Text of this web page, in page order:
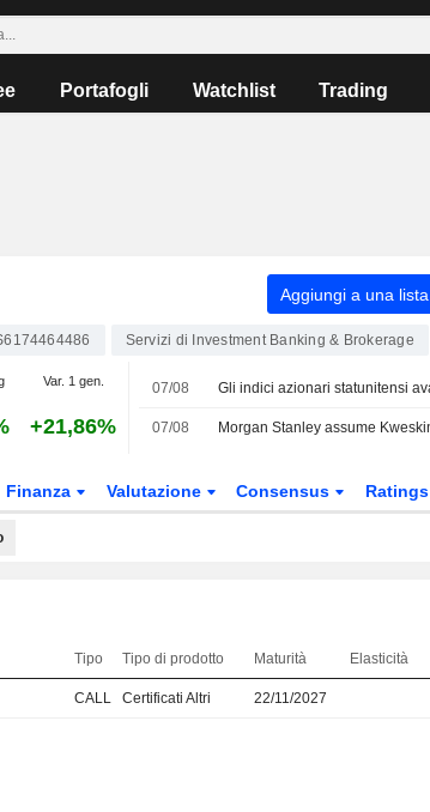
Portafogli Watchlist Trading
Aggiungi a una lista
Servizi di Investment Banking & Brokerage
Var. 1 gen.
+21,86%
07/08
07/08
Finanza Valutazione Consensus Ratings
Tipo Tipo di prodotto Maturità Elasticità
CALL Certificati Altri 22/11/2027